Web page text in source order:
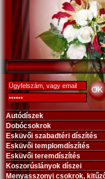
Autódíszek
Dobócsokrok
Esküvői szabadtéri díszítés
Esküvői templomdíszítés
Esküvői teremdíszítés
Koszorúslányok díszei
Menyasszonyi csokrok,